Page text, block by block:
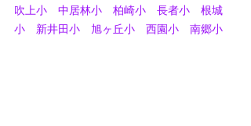
吹上小　中居林小　柏崎小　長者小　根城
小　新井田小　旭ヶ丘小　西園小　南郷小